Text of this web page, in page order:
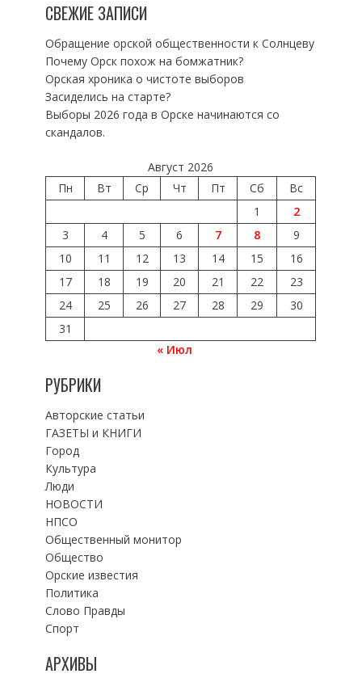
СВЕЖИЕ ЗАПИСИ
Обращение орской общественности к Солнцеву
Почему Орск похож на бомжатник?
Орская хроника о чистоте выборов
Засиделись на старте?
Выборы 2026 года в Орске начинаются со
скандалов.
Август 2026
Пн
Вт Ср Чт Пт Сб
Вс
1
2
3
4 5 6 7 8
9
10
11 12 13 14 15
16
17
18 19 20 21 22
23
24
25 26 27 28 29
30
31
« Июл
РУБРИКИ
Авторские статьи
ГАЗЕТЫ и КНИГИ
Город
Культура
Люди
НОВОСТИ
НПСО
Общественный монитор
Общество
Орские известия
Политика
Слово Правды
Спорт
АРХИВЫ